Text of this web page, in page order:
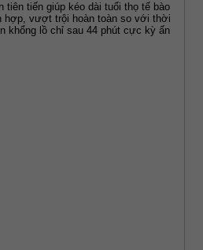
tiên tiến giúp kéo dài tuổi thọ tế bào
hợp, vượt trội hoàn toàn so với thời
khổng lồ chỉ sau 44 phút cực kỳ ấn